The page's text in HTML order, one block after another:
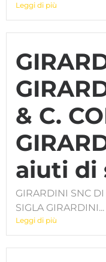
Leggi di più
& C.
aiuti di
GIRARDINI SNC
SIGLA GIRARDINI...
Leggi di più